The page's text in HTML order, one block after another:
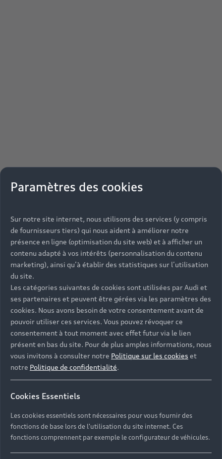
Paramètres des cookies
Sur notre site internet, nous utilisons des services (y compris
de fournisseurs tiers) qui nous aident à améliorer notre
présence en ligne (optimisation du site web) et à afficher un
contenu adapté à vos intérêts (personnalisation du contenu
marketing), ainsi qu’à établir des statistiques sur l’utilisation
du site.
Les catégories suivantes de cookies sont utilisées par Audi et
ses partenaires et peuvent être gérées via les paramètres des
cookies. Nous avons besoin de votre consentement avant de
pouvoir utiliser ces services. Vous pouvez révoquer ce
consentement à tout moment avec effet futur via le lien
présent en bas du site. Pour de plus amples informations, nous
vous invitons à consulter notre Politique sur les cookies et
notre Politique de confidentialité.
Cookies Essentiels
Les cookies essentiels sont nécessaires pour vous fournir des
fonctions de base lors de l'utilisation du site internet. Ces
fonctions comprennent par exemple le configurateur de véhicules.